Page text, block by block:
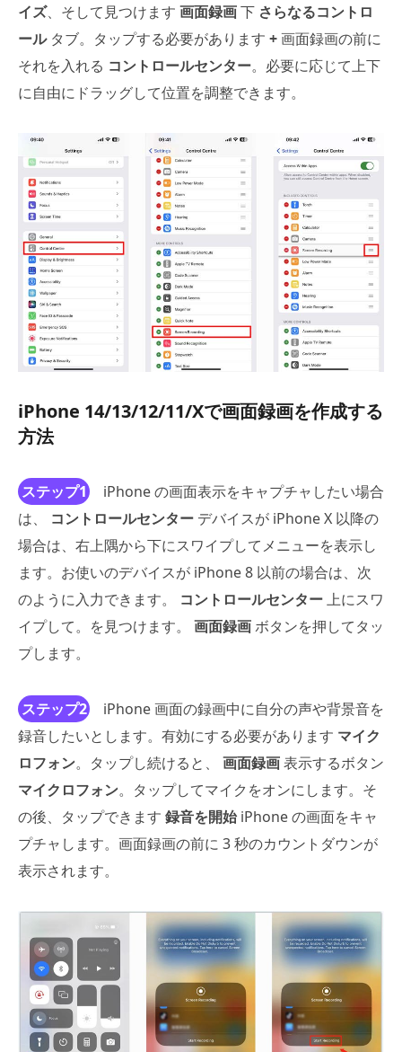
イズ、そして見つけます 画面録画下 さらなるコントロ
ールタブ。タップする必要があります +画面録画の前に
それを入れる コントロールセンター。必要に応じて上下
に自由にドラッグして位置を調整できます。
iPhone 14/13/12/11/Xで画面録画を作成する
方法
ステップ1
iPhone の画面表示をキャプチャしたい場合
は、 コントロールセンター デバイスが iPhone X 以降の
場合は、右上隅から下にスワイプしてメニューを表示し
ます。お使いのデバイスが iPhone 8 以前の場合は、次
のように入力できます。 コントロールセンター上にスワ
イプして。を見つけます。 画面録画ボタンを押してタッ
プします。
ステップ2
iPhone 画面の録画中に自分の声や背景音を
録音したいとします。有効にする必要があります マイク
ロフォン。タップし続けると、 画面録画表示するボタン
マイクロフォン。タップしてマイクをオンにします。そ
の後、タップできます 録音を開始iPhone の画面をキャ
プチャします。画面録画の前に 3 秒のカウントダウンが
表示されます。